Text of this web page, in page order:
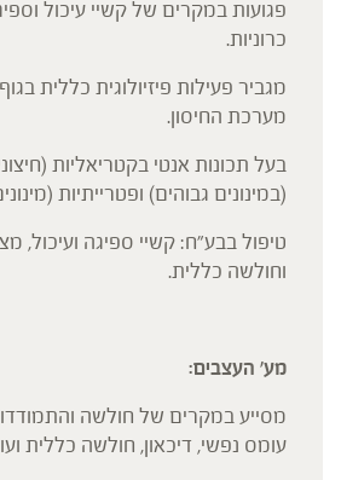
פגועות במקרים של קשיי עיכול
כרוניות.
מגביר פעילות פיזיולוגית כללית
מערכת החיסון.
בעל תכונות אנטי בקטריאליות
(במינונים גבוהים) ופטרייתיות
טיפול בבע"ח: קשיי ספיגה ועיכול,
וחולשה כללית.
מע' העצבים:
מסייע במקרים של חולשה
עומס נפשי, דיכאון, חולשה כללית